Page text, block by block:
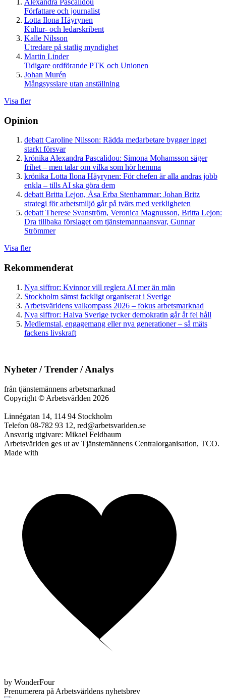
Författare och journalist
Lotta Ilona Häyrynen
Kultur- och ledarskribent
Kalle Nilsson
Utredare på statlig myndighet
Martin Linder
Tidigare ordförande PTK och Unionen
Johan Murén
Mångsysslare utan anställning
Visa fler
Opinion
debatt Caroline Nilsson: Rädda medarbetare bygger inget
starkt försvar
krönika Alexandra Pascalidou: Simona Mohamsson säger
frihet – men talar om vilka som hör hemma
krönika Lotta Ilona Häyrynen: För chefen är alla andras jobb
enkla – tills AI ska göra dem
debatt Britta Lejon, Åsa Erba Stenhammar: Johan Britz
strategi för arbetsmiljö går på tvärs med verkligheten
debatt Therese Svanström, Veronica Magnusson, Britta Lejon:
Dra tillbaka förslaget om tjänstemannaansvar, Gunnar
Strömmer
Visa fler
Rekommenderat
Nya siffror: Kvinnor vill reglera AI mer än män
Stockholm sämst fackligt organiserat i Sverige
Arbetsvärldens valkompass 2026 – fokus arbetsmarknad
Nya siffror: Halva Sverige tycker demokratin går åt fel håll
Medlemstal, engagemang eller nya generationer – så mäts
fackens livskraft
Nyheter / Trender / Analys
från tjänstemännens arbetsmarknad
Copyright © Arbetsvärlden 2026
Linnégatan 14, 114 94 Stockholm
Telefon 08-782 93 12, red@arbetsvarlden.se
Ansvarig utgivare: Mikael Feldbaum
Arbetsvärlden ges ut av Tjänstemännens Centralorganisation, TCO.
Made with
by WonderFour
Prenumerera på Arbetsvärldens nyhetsbrev